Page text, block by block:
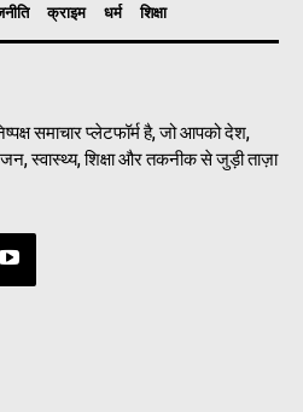
क्राइम धर्म शिक्षा
समाचार प्लेटफॉर्म है, जो आपको देश,
स्वास्थ्य, शिक्षा और तकनीक से जुड़ी ताज़ा